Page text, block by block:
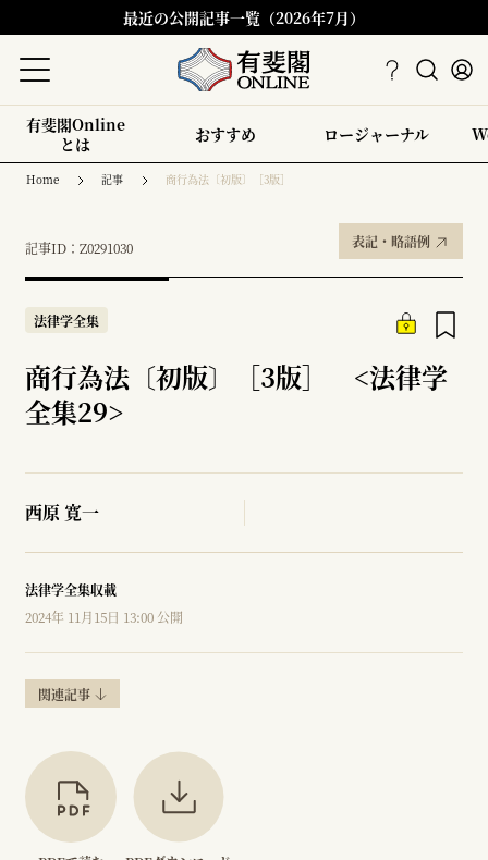
最近の公開記事一覧（2026年7月）
有斐閣Online
とは
おすすめ ロージャーナル
Home 記事 商行為法〔初版〕［3版］
記事ID：Z0291030 表記・略語例
法律学全集
商行為法〔初版〕［3版］ <法律学
全集29>
西原 寛一
法律学全集収載
2024年 11月15日 13:00 公開
関連記事